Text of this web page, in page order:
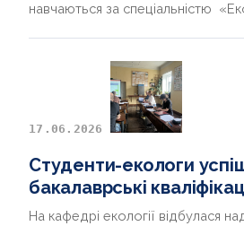
навчаються за спеціальністю
17.06.2026
Студенти-екологи
бакалаврські
На кафедрі екології відбулася